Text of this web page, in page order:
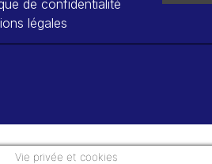
de confidentialité
légales
Vie privée et cookies